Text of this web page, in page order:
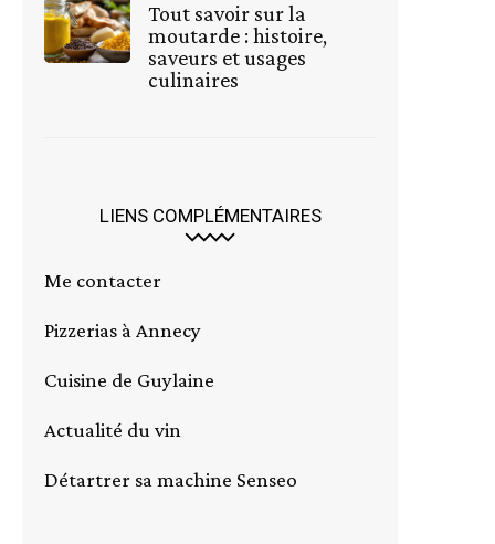
Tout savoir sur la
moutarde : histoire,
saveurs et usages
culinaires
LIENS COMPLÉMENTAIRES
Me contacter
Pizzerias à Annecy
Cuisine de Guylaine
Actualité du vin
Détartrer sa machine Senseo